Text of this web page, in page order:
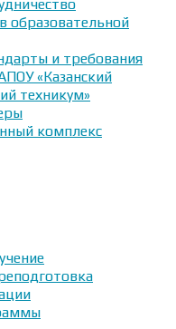
образовательной
и требования
«Казанский
техникум»
комплекс